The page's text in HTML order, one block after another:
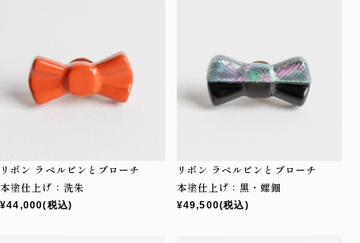
リボン ラペルピンとブローチ
本塗仕上げ：洗朱
¥44,000(税込)
リボン ラペルピンとブローチ
本塗仕上げ：黒・螺鈿
¥49,500(税込)